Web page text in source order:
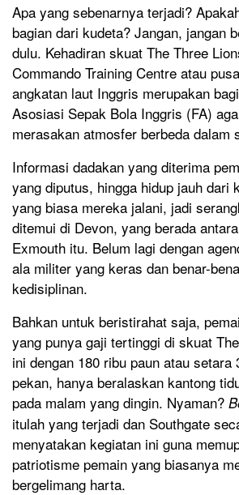
Apa yang sebenarnya terjadi?
bagian dari kudeta? Jangan, jangan
dulu. Kehadiran skuat The Three
Commando Training Centre atau
angkatan laut Inggris merupakan
Asosiasi Sepak Bola Inggris (FA)
merasakan atmosfer berbeda dalam
Informasi dadakan yang diterima
yang diputus, hingga hidup jauh dari
yang biasa mereka jalani, jadi
ditemui di Devon, yang berada
Exmouth itu. Belum lagi dengan
ala militer yang keras dan benar-
kedisiplinan.
Bahkan untuk beristirahat saja,
yang punya gaji tertinggi di skuat
ini dengan 180 ribu paun atau
pekan, hanya beralaskan kantong
pada malam yang dingin. Nyaman?
itulah yang terjadi dan Southgate
menyatakan kegiatan ini guna
patriotisme pemain yang biasanya
bergelimang harta.